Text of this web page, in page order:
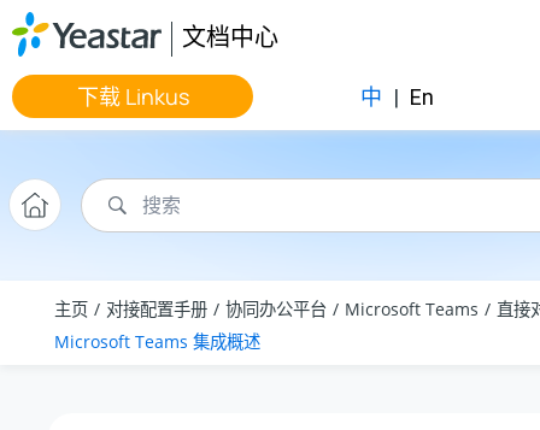
跳转到主要内容
文档中心
下载 Linkus 中 | En
主页 对接配置手册 协同办公平台 Microsoft Teams
直接
Microsoft Teams 集成概述